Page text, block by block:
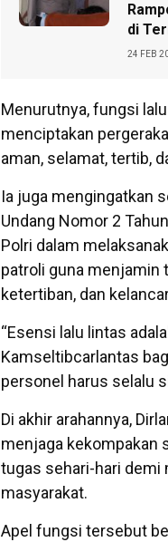
di
24 FEB
Menurutnya, fungsi
menciptakan
aman, selamat, tertib,
Ia juga mengingatkan
Undang Nomor 2
Polri dalam
patroli guna menjamin
ketertiban, dan
“Esensi lalu lintas
Kamseltibcarlantas
personel harus selalu
Di akhir arahannya,
menjaga kekompakan
tugas sehari-hari demi
masyarakat.
Apel fungsi tersebut